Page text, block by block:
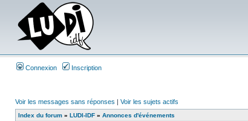
Connexion Inscription
Voir les messages sans réponses | Voir les sujets actifs
Index du forum » LUDI-IDF » Annonces d'événements